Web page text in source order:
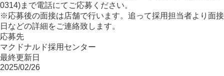
0314)まで電話にてご応募ください。
※応募後の面接は店舗で行います。追って採用担当者より面接
日などの詳細をご連絡致します。
応募先
マクドナルド採用センター
最終更新日
2025/02/26